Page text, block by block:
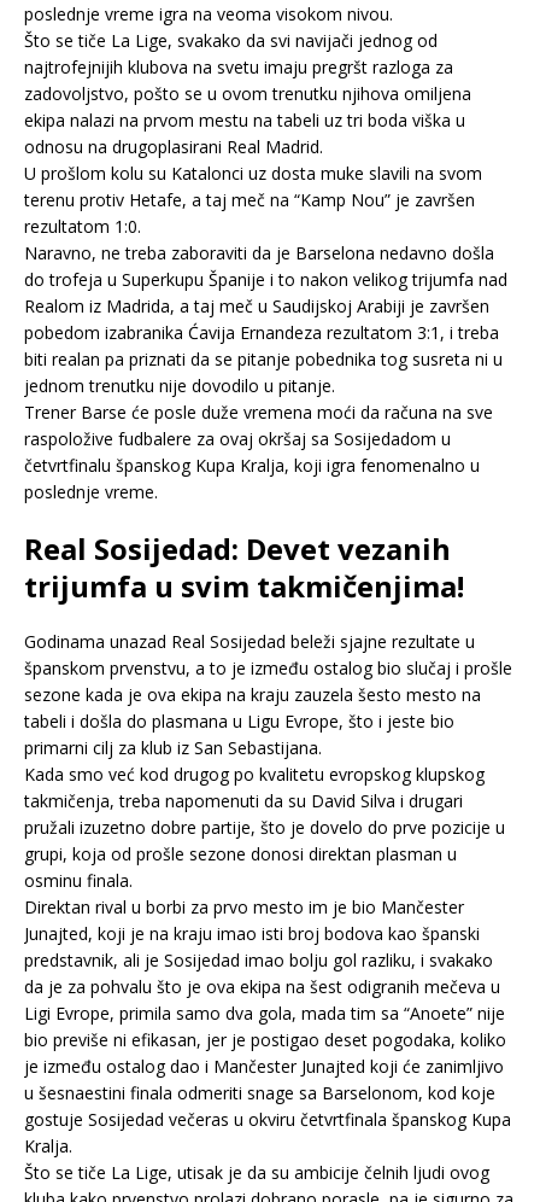
poslednje vreme igra na veoma visokom nivou.
Što se tiče La Lige, svakako da svi navijači jednog od
najtrofejnijih klubova na svetu imaju pregršt razloga za
zadovoljstvo, pošto se u ovom trenutku njihova omiljena
ekipa nalazi na prvom mestu na tabeli uz tri boda viška u
odnosu na drugoplasirani Real Madrid.
U prošlom kolu su Katalonci uz dosta muke slavili na svom
terenu protiv Hetafe, a taj meč na “Kamp Nou” je završen
rezultatom 1:0.
Naravno, ne treba zaboraviti da je Barselona nedavno došla
do trofeja u Superkupu Španije i to nakon velikog trijumfa nad
Realom iz Madrida, a taj meč u Saudijskoj Arabiji je završen
pobedom izabranika Ćavija Ernandeza rezultatom 3:1, i treba
biti realan pa priznati da se pitanje pobednika tog susreta ni u
jednom trenutku nije dovodilo u pitanje.
Trener Barse će posle duže vremena moći da računa na sve
raspoložive fudbalere za ovaj okršaj sa Sosijedadom u
četvrtfinalu španskog Kupa Kralja, koji igra fenomenalno u
poslednje vreme.
Real Sosijedad: Devet vezanih
trijumfa u svim takmičenjima!
Godinama unazad Real Sosijedad beleži sjajne rezultate u
španskom prvenstvu, a to je između ostalog bio slučaj i prošle
sezone kada je ova ekipa na kraju zauzela šesto mesto na
tabeli i došla do plasmana u Ligu Evrope, što i jeste bio
primarni cilj za klub iz San Sebastijana.
Kada smo već kod drugog po kvalitetu evropskog klupskog
takmičenja, treba napomenuti da su David Silva i drugari
pružali izuzetno dobre partije, što je dovelo do prve pozicije u
grupi, koja od prošle sezone donosi direktan plasman u
osminu finala.
Direktan rival u borbi za prvo mesto im je bio Mančester
Junajted, koji je na kraju imao isti broj bodova kao španski
predstavnik, ali je Sosijedad imao bolju gol razliku, i svakako
da je za pohvalu što je ova ekipa na šest odigranih mečeva u
Ligi Evrope, primila samo dva gola, mada tim sa “Anoete” nije
bio previše ni efikasan, jer je postigao deset pogodaka, koliko
je između ostalog dao i Mančester Junajted koji će zanimljivo
u šesnaestini finala odmeriti snage sa Barselonom, kod koje
gostuje Sosijedad večeras u okviru četvrtfinala španskog Kupa
Kralja.
Što se tiče La Lige, utisak je da su ambicije čelnih ljudi ovog